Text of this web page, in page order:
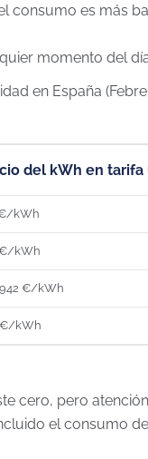
consumo es más
momento del
en España
del kWh en tarifa
kWh
€/kWh
€/kWh
€/kWh
cero, pero
el consumo